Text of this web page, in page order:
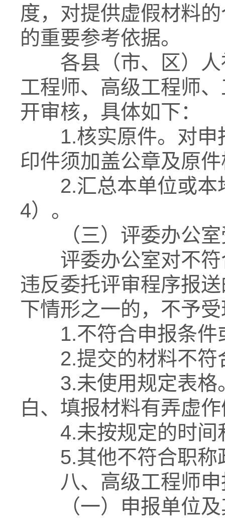
度，对提供虚假材料
的重要参考依据。
各县（市、区）人
工程师、高级工程师
开审核，具体如下：
1.核实原件。对申
印件须加盖公章及原
2.汇总本单位或本
4）。
（三）评委办公室
评委办公室对不符
违反委托评审程序报
下情形之一的，不予
1.不符合申报条件
2.提交的材料不符
3.未使用规定表格
白、填报材料有弄虚
4.未按规定的时间
5.其他不符合职称
八、高级工程师申
（一）申报单位及